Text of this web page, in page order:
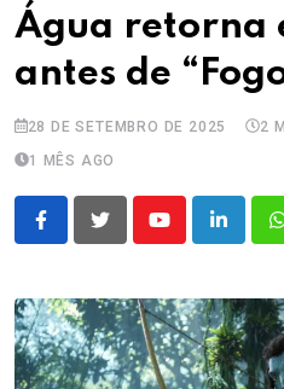
Água retorna
antes de
28 DE SETEMBRO DE 2025 2
1 MÊS AGO
YoutubeLinkedIn